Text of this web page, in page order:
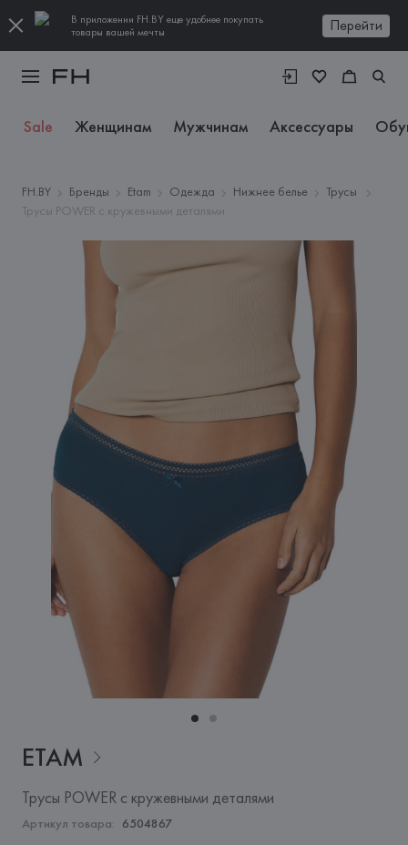
В приложении FH.BY еще удобнее покупать
товары вашей мечты
Перейти
Sale Женщинам Мужчинам Аксессуары
FH.BY Бренды Etam Одежда Нижнее белье
Трусы
Трусы POWER с кружевными деталями
ETAM
Трусы POWER с кружевными деталями
Артикул товара: 6504867